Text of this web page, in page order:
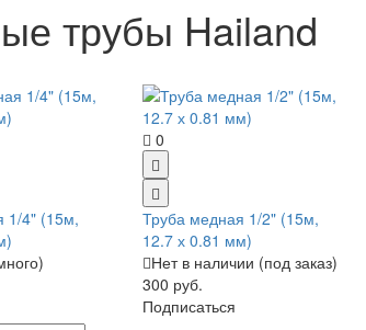
трубы Hailand
1/4" (15м,
0
Труба медная 1/2" (15м,
12.7 х 0.81 мм)
Нет в наличии (под заказ)
300 руб.
Подписаться